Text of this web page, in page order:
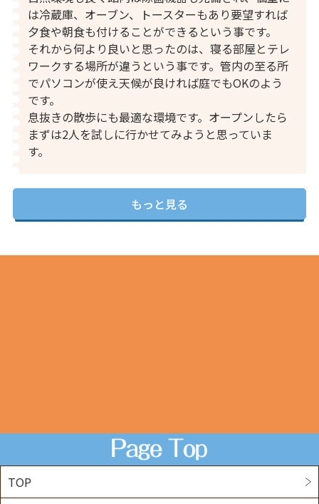
は冷蔵庫、オーブン、トースターもあり要望すれば
夕食や朝食も付けることができるという事です。
それから何より良いと思ったのは、寝る部屋とテレ
ワークする場所が違うという事です。管内の至る所
でパソコンが使え天候が良ければ庭でもOKのよう
です。
息抜きの散歩にも最適な環境です。オープンしたら
まずは2人を試しに行かせてみようと思っていま
す。
もっと見る
TOP